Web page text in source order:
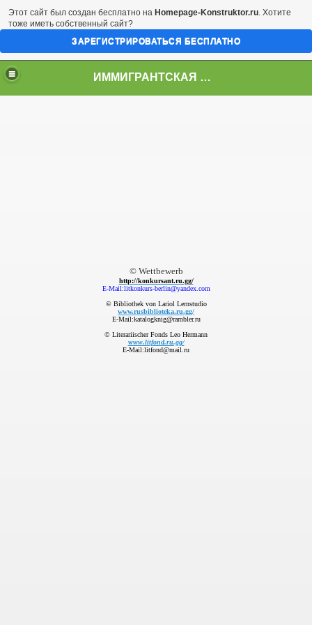
ИММИГРАНТСКАЯ МУЗА
© Wettbewerb
http://konkursant.ru.gg/
E-Mail:litkonkurs-berlin@yandex.com
© Bibliothek von Lariol Lernstudio
www.rusbiblioteka.ru.gg/
E-Mail:katalogknig@rambler.ru
© Literariischer Fonds Leo Hermann
www.litfond.ru.gg/
E-Mail:litfond@mail.ru
Этот сайт был создан бесплатно на Homepage-Konstruktor.ru. Хотите
тоже иметь собственный сайт?
ЗАРЕГИСТРИРОВАТЬСЯ БЕСПЛАТНО